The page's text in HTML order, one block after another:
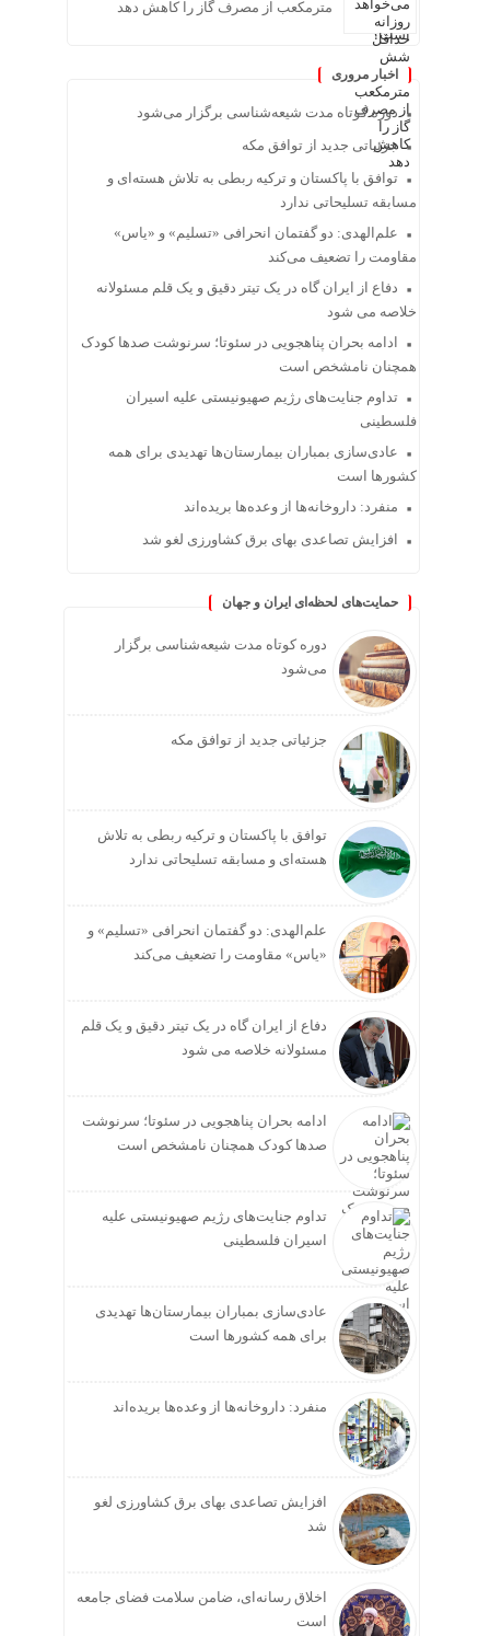
مترمکعب از مصرف گاز را کاهش دهد
اخبار مروری
دوره کوتاه مدت شیعه‌شناسی برگزار می‌شود
جزئیاتی جدید از توافق مکه
توافق با پاکستان و ترکیه ربطی به تلاش هسته‌ای و
مسابقه تسلیحاتی ندارد
علم‌الهدی: دو گفتمان انحرافی «تسلیم» و «یاس»
مقاومت را تضعیف می‌کند
دفاع از ایران گاه در یک تیتر دقیق و یک قلم مسئولانه
خلاصه می شود
ادامه بحران پناهجویی در سئوتا؛ سرنوشت صدها کودک
همچنان نامشخص است
تداوم جنایت‌های رژیم صهیونیستی علیه اسیران
فلسطینی
عادی‌سازی بمباران بیمارستان‌ها تهدیدی برای همه
کشورها است
منفرد: داروخانه‌ها از وعده‌ها بریده‌اند
افزایش تصاعدی بهای برق کشاورزی لغو شد
حمایت‌های لحظه‌ای ایران و جهان
دوره کوتاه مدت شیعه‌شناسی برگزار
می‌شود
جزئیاتی جدید از توافق مکه
توافق با پاکستان و ترکیه ربطی به تلاش
هسته‌ای و مسابقه تسلیحاتی ندارد
علم‌الهدی: دو گفتمان انحرافی «تسلیم» و
«یاس» مقاومت را تضعیف می‌کند
دفاع از ایران گاه در یک تیتر دقیق و یک قلم
مسئولانه خلاصه می شود
ادامه بحران پناهجویی در سئوتا؛ سرنوشت
صدها کودک همچنان نامشخص است
تداوم جنایت‌های رژیم صهیونیستی علیه
اسیران فلسطینی
عادی‌سازی بمباران بیمارستان‌ها تهدیدی
برای همه کشورها است
منفرد: داروخانه‌ها از وعده‌ها بریده‌اند
افزایش تصاعدی بهای برق کشاورزی لغو
شد
اخلاق رسانه‌ای، ضامن سلامت فضای جامعه
است